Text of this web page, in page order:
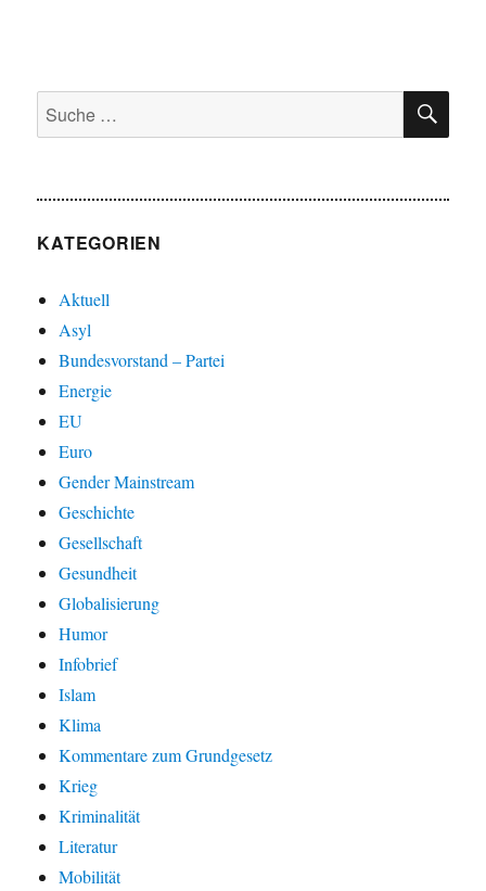
Suche
nach:
KATEGORIEN
Aktuell
Asyl
Bundesvorstand – Partei
Energie
EU
Euro
Gender Mainstream
Geschichte
Gesellschaft
Gesundheit
Globalisierung
Humor
Infobrief
Islam
Klima
Kommentare zum Grundgesetz
Krieg
Kriminalität
Literatur
Mobilität